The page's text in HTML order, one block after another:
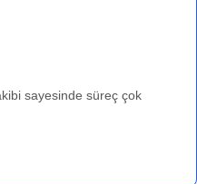
sayesinde süreç çok